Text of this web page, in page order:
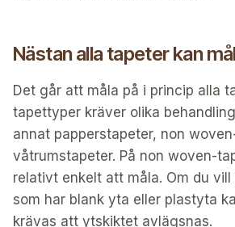
Nästan alla tapeter kan
Det går att måla på i princip alla
tapettyper kräver olika
annat papperstapeter, non
våtrumstapeter. På non woven-
relativt enkelt att måla. Om du
som har blank yta eller plastyta
krävas att ytskiktet avlägsnas.